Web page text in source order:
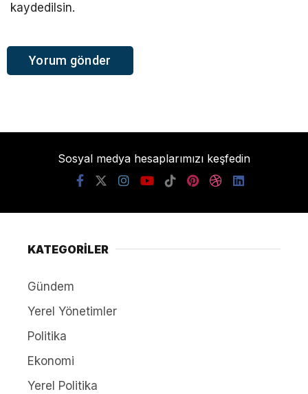
kaydedilsin.
Sosyal medya hesaplarımızı keşfedin
KATEGORİLER
Gündem
Yerel Yönetimler
Politika
Ekonomi
Yerel Politika